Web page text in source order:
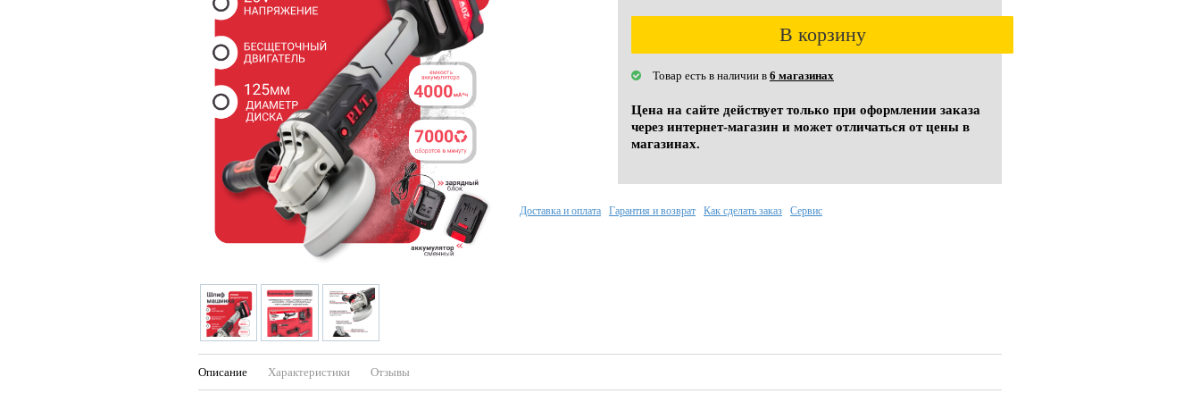
В корзину
Товар есть в наличии в 6 магазинах
Цена на сайте действует только при оформлении заказа
через интернет-магазин и может отличаться от цены в
магазинах.
Описание Характеристики Отзывы
Доставка и оплата Гарантия и возврат Как сделать заказ Сервис